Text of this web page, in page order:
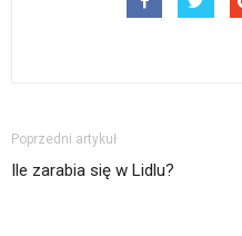
Poprzedni artykuł
Ile zarabia się w Lidlu?